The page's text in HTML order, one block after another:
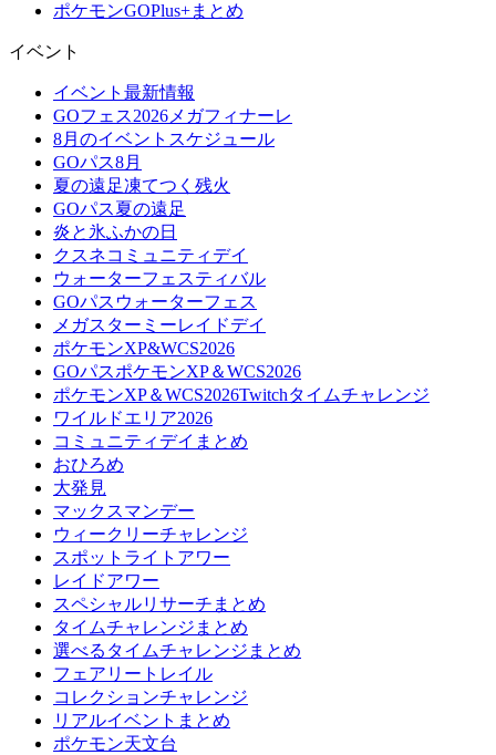
ポケモンGOPlus+まとめ
イベント
イベント最新情報
GOフェス2026メガフィナーレ
8月のイベントスケジュール
GOパス8月
夏の遠足凍てつく残火
GOパス夏の遠足
炎と氷ふかの日
クスネコミュニティデイ
ウォーターフェスティバル
GOパスウォーターフェス
メガスターミーレイドデイ
ポケモンXP&WCS2026
GOパスポケモンXP＆WCS2026
ポケモンXP＆WCS2026Twitchタイムチャレンジ
ワイルドエリア2026
コミュニティデイまとめ
おひろめ
大発見
マックスマンデー
ウィークリーチャレンジ
スポットライトアワー
レイドアワー
スペシャルリサーチまとめ
タイムチャレンジまとめ
選べるタイムチャレンジまとめ
フェアリートレイル
コレクションチャレンジ
リアルイベントまとめ
ポケモン天文台